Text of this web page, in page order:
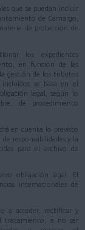
que se puedan incluir
de Camargo,
de protección de
los expedientes
en función de las
gestión de los tributos
se basa en el
legal, según lo
de procedimiento
en cuenta lo previsto
responsabilidades y la
para el archivo de
obligación legal. El
internacionales de
a acceder, rectificar y
tratamiento, a no ser